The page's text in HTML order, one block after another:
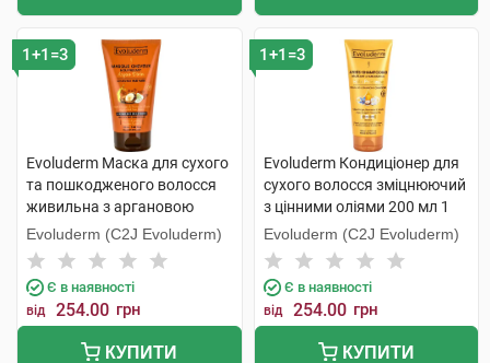
1+1=3
Evoluderm Маска для сухого
та пошкодженого волосся
живильна з аргановою
олією 150 мл 1 туба
Evoluderm (C2J Evoluderm)
Є в наявності
від 254.00 грн
КУПИТИ
1+1=3
Evoluderm Кондиціонер для
сухого волосся зміцнюючий
з цінними оліями 200 мл 1
туба
Evoluderm (C2J Evoluderm)
Є в наявності
від 254.00 грн
КУПИТИ